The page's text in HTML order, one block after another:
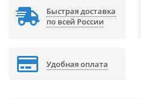
Быстрая доставка
по всей России
Удобная оплата